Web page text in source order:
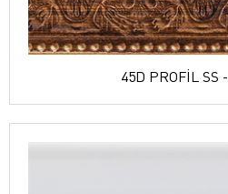
45D PROFİL SS